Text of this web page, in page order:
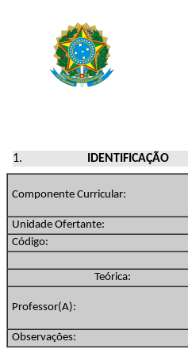
IDENTIFICAÇÃO
Componente Curricular:
Unidade Ofertante:
Código:
Teórica:
Professor(A):
Observações: